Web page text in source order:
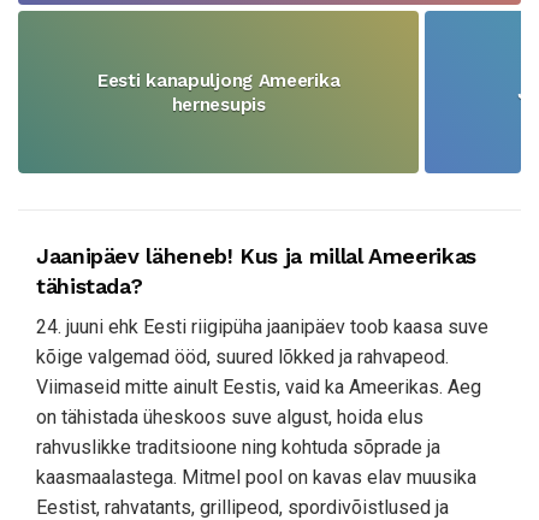
Eesti kanapuljong Ameerika
hernesupis
Jaanipäev läheneb! Kus ja millal Ameerikas
tähistada?
24. juuni ehk Eesti riigipüha jaanipäev toob kaasa suve
kõige valgemad ööd, suured lõkked ja rahvapeod.
Viimaseid mitte ainult Eestis, vaid ka Ameerikas. Aeg
on tähistada üheskoos suve algust, hoida elus
rahvuslikke traditsioone ning kohtuda sõprade ja
kaasmaalastega. Mitmel pool on kavas elav muusika
Eestist, rahvatants, grillipeod, spordivõistlused ja